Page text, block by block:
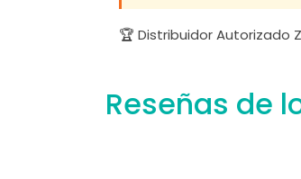
🏆 Distribuidor Autorizado
Reseñas de